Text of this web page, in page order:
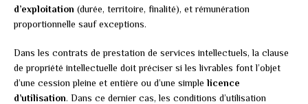
d’exploitation (durée, territoire, finalité), et rémunération
proportionnelle sauf exceptions.
Dans les contrats de prestation de services intellectuels, la clause
de propriété intellectuelle doit préciser si les livrables font l’objet
d’une cession pleine et entière ou d’une simple licence
d’utilisation. Dans ce dernier cas, les conditions d’utilisation